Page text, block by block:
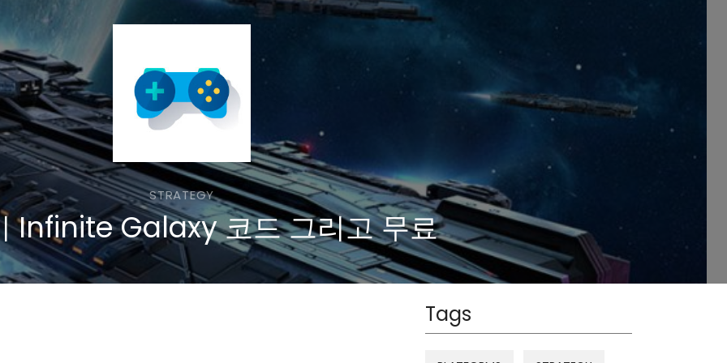
STRATEGY
Infinite Galaxy 코드 그리고 무료
Tags